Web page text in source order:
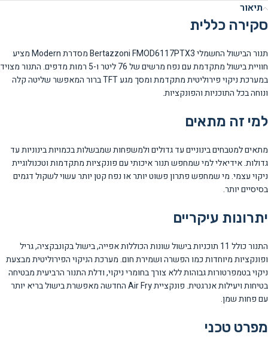
תיאור
סקירה כללית
תנור הבישול החשמלי Bertazzoni FMOD6117PTX3 מסדרת Modern מציע
חוויית בישול מתקדמת עם נפח מרשים של 76 ליטר ו-5 רמות מדפים. התנור מצויד
במערכת ניקוי פירוליטית מתקדמת ומסך מגע TFT ברור המאפשר שליטה קלה
ונוחה בכל התוכניות והפונקציות.
למי זה מתאים
מתאים למטבחים בינוניים עד גדולים ולמשפחות שמבשלות בכמויות בינוניות עד
גדולות. אידיאלי למי שמחפש תנור איכותי עם פונקציות מתקדמות וטכנולוגיית
ניקוי עצמי. מי שמחפש פתרון פשוט יותר או נפח קטן יותר עשוי לשקול דגמים
בסיסיים יותר.
יתרונות עיקריים
התנור כולל 11 תוכניות בישול שונות הכוללות אפייה, בישול בקונבקציה, גריל
ופונקציות מיוחדות כמו הפשרה ושמירת חום. מערכת הניקוי הפירוליטית מבצעת
ניקוי בטמפרטורות גבוהות ללא צורך בחומרי ניקוי, ודלת התנור הרביעית מבטיחה
בטיחות ויעילות אנרגטית. פונקציית Air Fry החדשה מאפשרת בישול בריא יותר
עם פחות שמן.
מפרט טכני